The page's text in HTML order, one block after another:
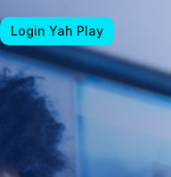
Login Yah Play